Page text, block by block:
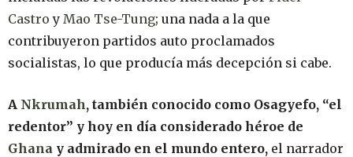
Castroy Mao Tse-Tung; una nada a la que
contribuyeron partidos auto proclamados
socialistas, lo que producía más decepción si cabe.
A Nkrumah, también conocido como Osagyefo, “el
redentor” y hoy en día considerado héroe de
Ghana y admirado en el mundo entero, el narrador